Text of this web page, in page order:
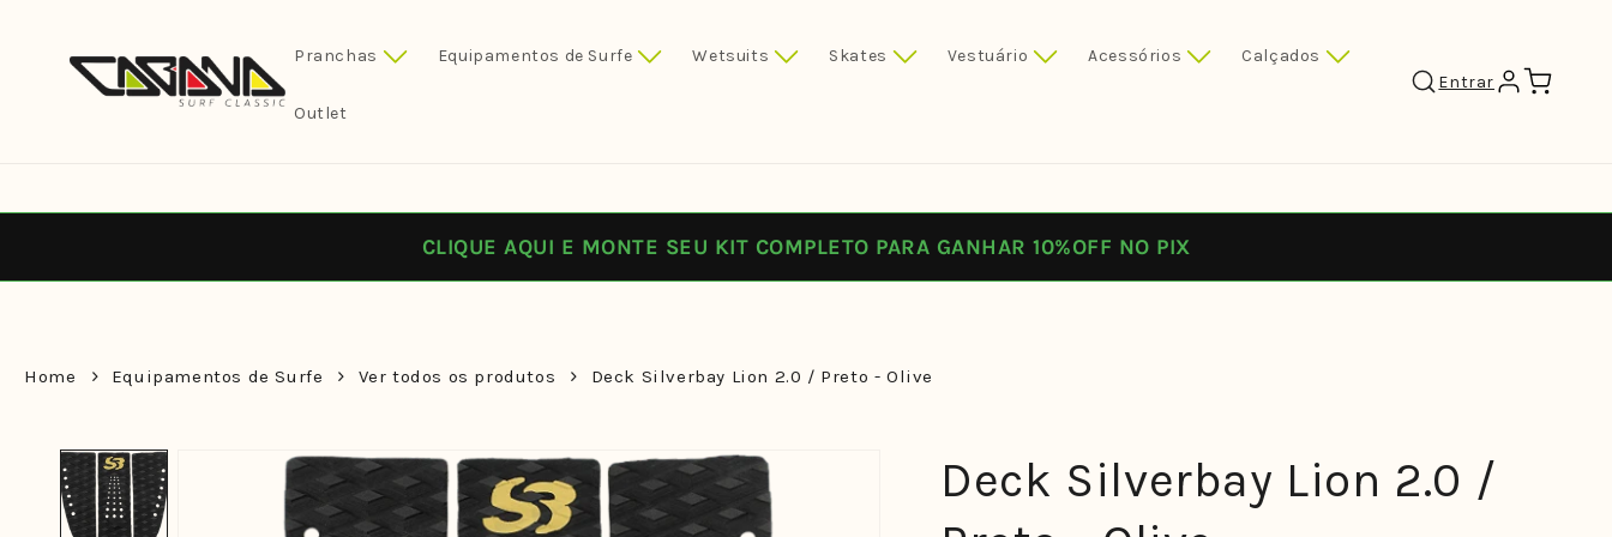
Pranchas Equipamentos de Surfe Wetsuits Skates Vestuário Acessórios Calçados
Outlet
Entrar Carrinho
CLIQUE AQUI E MONTE SEU KIT COMPLETO PARA GANHAR 10%OFF NO PIX
Home Equipamentos de Surfe Ver todos os produtos Deck Silverbay Lion 2.0 / Preto - Olive
informações
do produto
Deck Silverbay Lion 2.0 /